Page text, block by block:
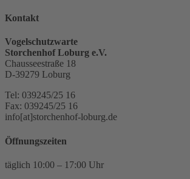
Kontakt
Vogelschutzwarte
Storchenhof Loburg e.V.
Chausseestraße 18
D-39279 Loburg
Tel: 039245/25 16
Fax: 039245/25 16
info[at]storchenhof-loburg.de
Öffnungszeiten
täglich 10:00 – 17:00 Uhr